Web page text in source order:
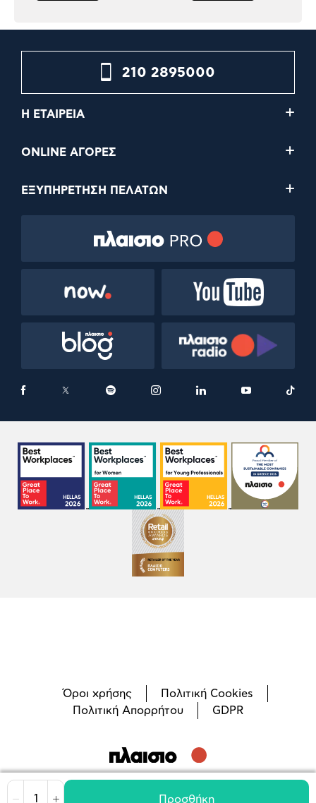
Μείωση Αύξηση Προσθήκη
210 2895000
Η ΕΤΑΙΡΕΙΑ
ONLINE ΑΓΟΡΕΣ
ΕΞΥΠΗΡΕΤΗΣΗ ΠΕΛΑΤΩΝ
Όροι χρήσης
Πολιτική Cookies
Πολιτική Απορρήτου
GDPR